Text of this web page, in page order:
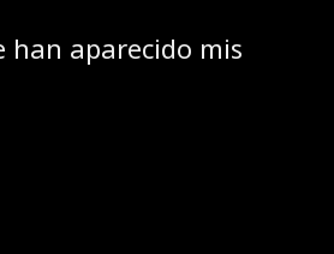
han aparecido mis